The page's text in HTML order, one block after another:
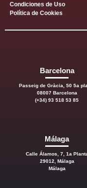
Condiciones de Uso
Política de Cookies
Barcelona
Passeig de Gràcia, 50 5a
08007 Barcelona
(+34) 93 518 53 85
Málaga
Calle Álamos, 7, 1a
29012, Málaga
Málaga